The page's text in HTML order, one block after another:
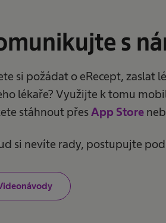
s
si požádat o eRecept, zaslat
lékaře? Využijte k tomu
stáhnout přesApp Store
si nevíte rady, postupujte